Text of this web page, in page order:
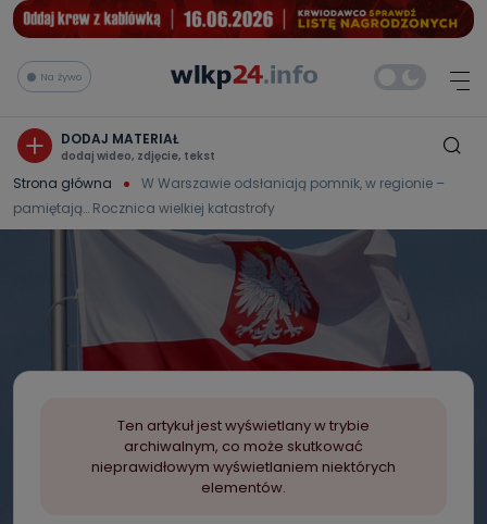
Na żywo
DODAJ MATERIAŁ
dodaj wideo, zdjęcie, tekst
Strona główna
W Warszawie odsłaniają pomnik, w regionie –
pamiętają… Rocznica wielkiej katastrofy
Ten artykuł jest wyświetlany w trybie
archiwalnym, co może skutkować
nieprawidłowym wyświetlaniem niektórych
elementów.